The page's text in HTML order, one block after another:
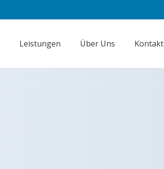
Leistungen Über Uns Kontakt